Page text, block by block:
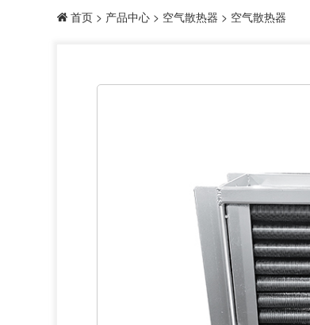
首页 > 产品中心 > 空气散热器 > 空气散热器